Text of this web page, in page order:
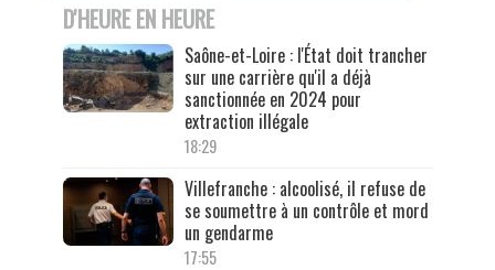
D'HEURE EN HEURE
Saône-et-Loire : l'État doit trancher
sur une carrière qu'il a déjà
sanctionnée en 2024 pour
extraction illégale
18:29
Villefranche : alcoolisé, il refuse de
se soumettre à un contrôle et mord
un gendarme
17:55